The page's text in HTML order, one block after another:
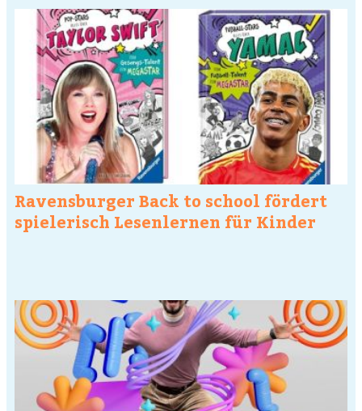
Ravensburger Back to school fördert
spielerisch Lesenlernen für Kinder